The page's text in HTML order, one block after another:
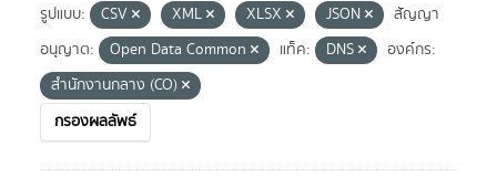
รูปแบบ: CSV XML XLSX JSON
สัญญา
อนุญาต:
Open Data Common แท็ค: DNS
องค์กร:
สำนักงานกลาง (CO)
กรองผลลัพธ์